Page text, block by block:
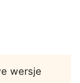
wersje